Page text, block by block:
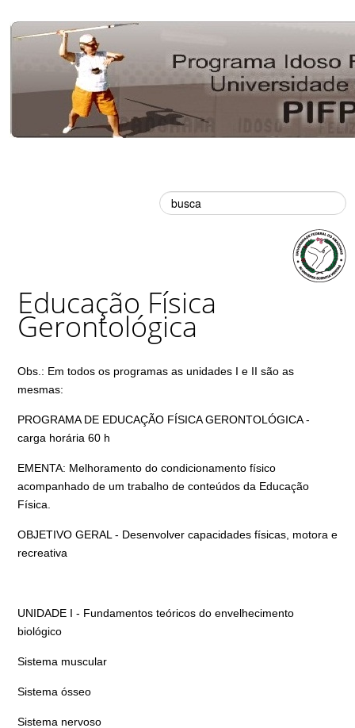
Educação Física
Gerontológica
Obs.: Em todos os programas as unidades I e II são as
mesmas:
PROGRAMA DE EDUCAÇÃO FÍSICA GERONTOLÓGICA -
carga horária 60 h
EMENTA: Melhoramento do condicionamento físico
acompanhado de um trabalho de conteúdos da Educação
Física.
OBJETIVO GERAL - Desenvolver capacidades físicas, motora e
recreativa
UNIDADE I - Fundamentos teóricos do envelhecimento
biológico
Sistema muscular
Sistema ósseo
Sistema nervoso